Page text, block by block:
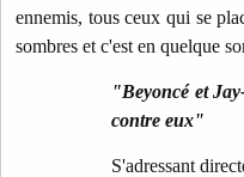
ennemis, tous ceux qui se
sombres et c'est en quelque
"Beyoncé et
contre eux"
S'adressant